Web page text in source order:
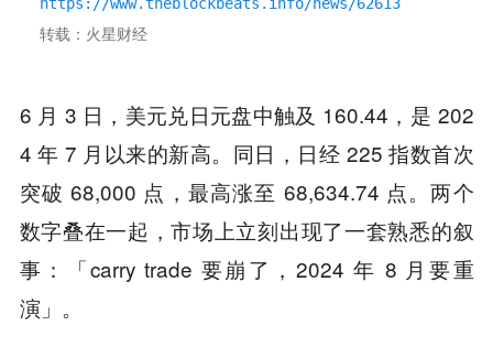
转载：火星财经
6 月 3 日，美元兑日元盘中触及 160.44，是 202
4 年 7 月以来的新高。同日，日经 225 指数首次
突破 68,000 点，最高涨至 68,634.74 点。两个
数字叠在一起，市场上立刻出现了一套熟悉的叙
事：「carry trade 要崩了，2024 年 8 月要重
演」。